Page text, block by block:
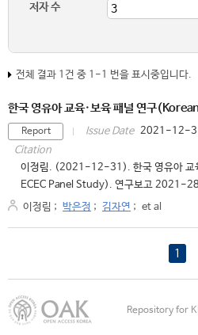
저자 수
전체 결과 1건 중 1-1 번을 표시중입니다.
한국 영유아 교육·보육 패널 연구
Report Issue Date 2021-12-
Citation
이정림. (2021-12-31). 한국 영유아 교
ECEC Panel Study). 연구보고 2021-
이정림 ; 박은정 ; 김자연 ; et al
1
Repository for